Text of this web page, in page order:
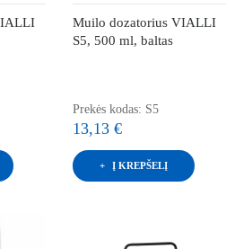
Muilo dozatorius VIALLI
S5, 500 ml, baltas
Prekės kodas: S5
13,13 €
Į KREPŠELĮ